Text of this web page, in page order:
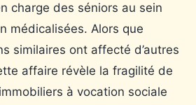
charge des séniors au sein
médicalisées. Alors que
similaires ont affecté d’autres
affaire révèle la fragilité de
à vocation sociale